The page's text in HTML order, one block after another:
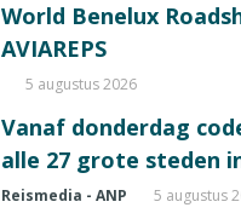
World Benelux
AVIAREPS
5 augustus 2026
Vanaf donderdag
alle 27 grote steden
Reismedia - ANP 5 augustus